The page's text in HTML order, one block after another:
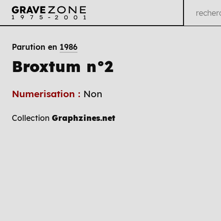
Parution en 1986
Broxtum n°2
Numerisation : Non
Collection Graphzines.net